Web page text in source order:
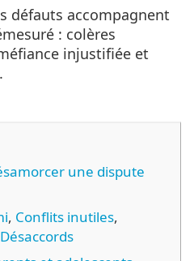
défauts accompagnent
: colères
injustifiée et
une dispute
, Conflits inutiles,
Désaccords